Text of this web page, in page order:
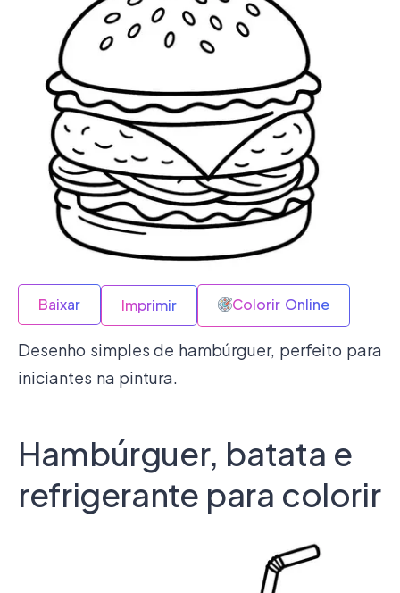
Baixar Imprimir Colorir Online
Desenho simples de hambúrguer, perfeito para
iniciantes na pintura.
Hambúrguer, batata e
refrigerante para colorir